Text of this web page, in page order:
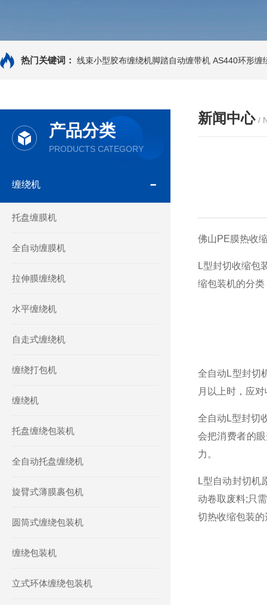
热门关键词： 线束小型胶布缠绕机脚踏自动缠带机 AS440环形缠
产品分类
PRODUCTS CATEGORY
缠绕机
托盘缠膜机
全自动缠膜机
拉伸膜缠绕机
水平缠绕机
自走式缠绕机
缠绕打包机
缠绕机
托盘缠绕包装机
全自动托盘缠绕机
旋臂式薄膜裹包机
圆筒式缠绕包装机
缠绕包装机
立式环体缠绕包装机
新闻中心 /
佛山PE膜热收
L型封切收缩包
缩包装机的分类
全自动L型封切
月以上时，应
全自动L型封切
会把消费者的
力。
L型自动封切机
动卷取废料;只
切热收缩包装的